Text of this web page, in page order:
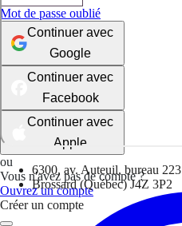
6300, av. Auteuil, bureau 223
Brossard (Québec) J4Z 3P2
Mot de passe oublié
Continuer avec
Google
Continuer avec
Facebook
Continuer avec
Apple
ou
Vous n'avez pas de compte ?
Ouvrez un compte
Créer un compte